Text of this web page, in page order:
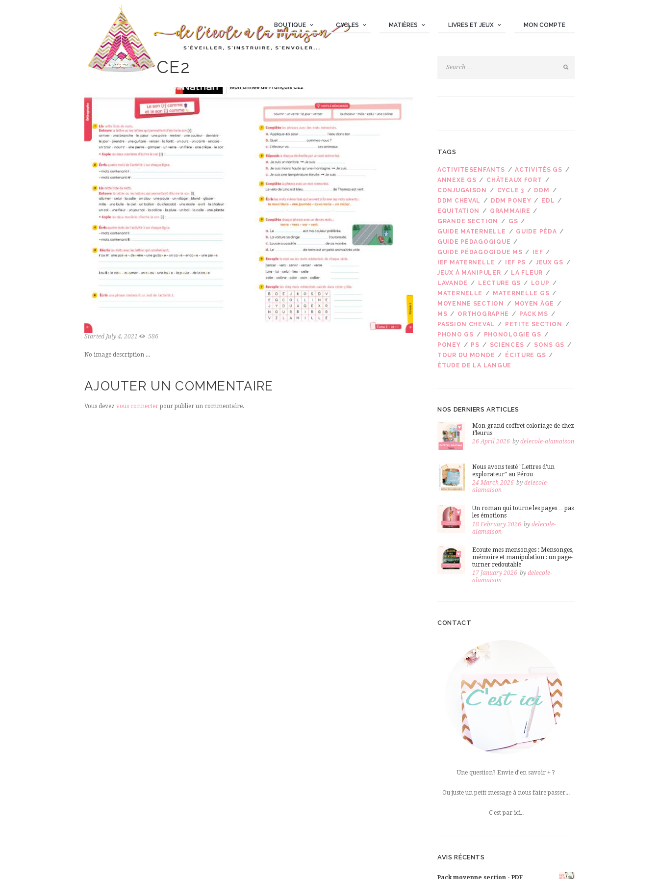
BOUTIQUE CYCLES MATIÈRES LIVRES ET JEUX MON COMPTE
ORTHO-CE2
Next item
lecture
Started July 4, 2021 586
No image description ...
AJOUTER UN COMMENTAIRE
Vous devez vous connecterpour publier un commentaire.
TAGS
ACTIVITESENFANTS
ACTIVITÉS GS
ANNEXE GS
CHÂTEAUX FORT
CONJUGAISON
CYCLE 3
DDM
DDM CHEVAL
DDM PONEY
EDL
EQUITATION
GRAMMAIRE
GRANDE SECTION
GS
GUIDE MATERNELLE
GUIDE PÉDA
GUIDE PÉDAGOGIQUE
GUIDE PÉDAGOGIQUE MS
IEF
IEF MATERNELLE
IEF PS
JEUX GS
JEUX À MANIPULER
LA FLEUR
LAVANDE
LECTURE GS
LOUP
MATERNELLE
MATERNELLE GS
MOYENNE SECTION
MOYEN ÂGE
MS
ORTHOGRAPHE
PACK MS
PASSION CHEVAL
PETITE SECTION
PHONO GS
PHONOLOGIE GS
PONEY
PS SCIENCES
SONS GS
TOUR DU MONDE
ÉCITURE GS
ÉTUDE DE LA LANGUE
NOS DERNIERS ARTICLES
Mon grand coffret coloriage de chez
Fleurus
26 April 2026 bydelecole-alamaison
Nous avons testé "Lettres d'un
explorateur" au Pérou
24 March 2026 bydelecole-
alamaison
Un roman qui tourne les pages… pas
les émotions
18 February 2026 bydelecole-
alamaison
Ecoute mes mensonges : Mensonges,
mémoire et manipulation : un page-
turner redoutable
17 January 2026 bydelecole-
alamaison
CONTACT
Une question? Envie d’en savoir + ?
Ou juste un petit message à nous faire passer...
C'est par ici..
AVIS RÉCENTS
Pack moyenne section - PDF